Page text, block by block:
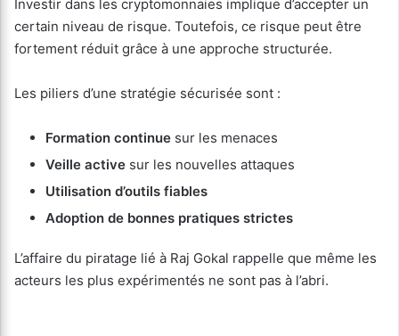
Investir dans les cryptomonnaies implique d’accepter un
certain niveau de risque. Toutefois, ce risque peut être
fortement réduit grâce à une approche structurée.
Les piliers d’une stratégie sécurisée sont :
Formation continue sur les menaces
Veille active sur les nouvelles attaques
Utilisation d’outils fiables
Adoption de bonnes pratiques strictes
L’affaire du piratage lié à Raj Gokal rappelle que même les
acteurs les plus expérimentés ne sont pas à l’abri.